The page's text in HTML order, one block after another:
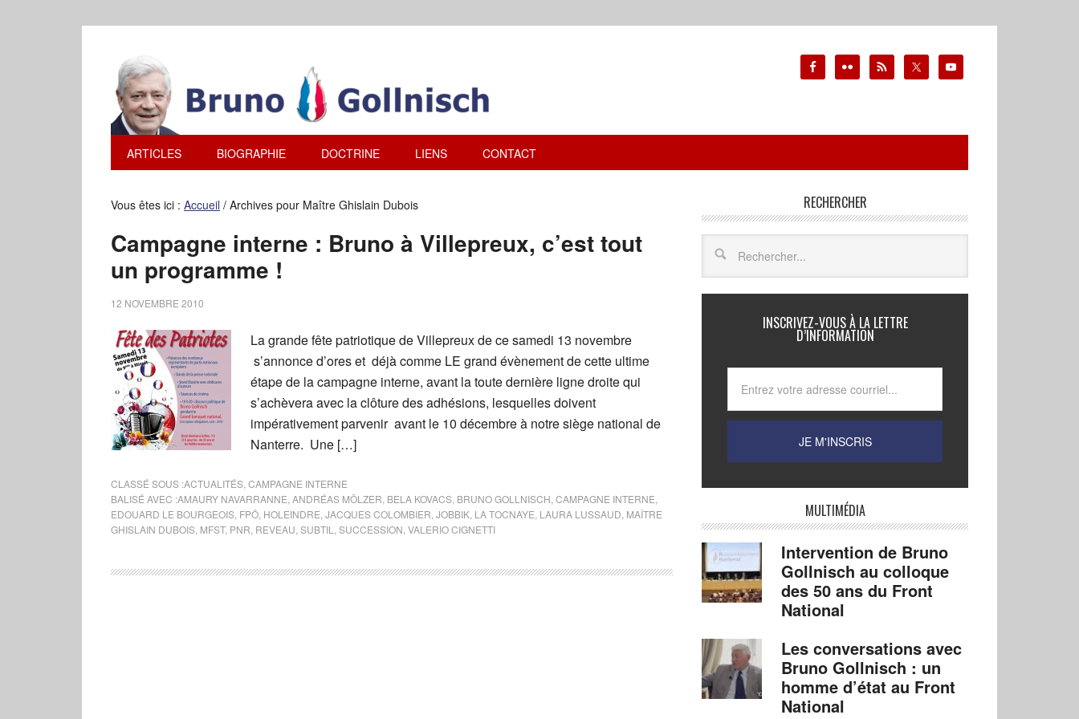
ARTICLES BIOGRAPHIE DOCTRINE LIENS CONTACT
Vous êtes ici : Accueil / Archives pour Maître Ghislain Dubois
Campagne interne : Bruno à Villepreux, c’est tout
un programme !
12 NOVEMBRE 2010
La grande fête patriotique de Villepreux de ce samedi 13 novembre
s’annonce d’ores et déjà comme LE grand évènement de cette ultime
étape de la campagne interne, avant la toute dernière ligne droite qui
s’achèvera avec la clôture des adhésions, lesquelles doivent
impérativement parvenir avant le 10 décembre à notre siège national de
Nanterre. Une […]
CLASSÉ SOUS :ACTUALITÉS CAMPAGNE INTERNE
BALISÉ AVEC :AMAURY NAVARRANNE ANDRÉAS MÖLZER BELA KOVACS BRUNO GOLLNISCH CAMPAGNE INTERNE
EDOUARD LE BOURGEOIS FPÖ HOLEINDRE JACQUES COLOMBIER JOBBIK LA TOCNAYE LAURA LUSSAUD MAÎTRE
GHISLAIN DUBOIS MFST, PNR REVEAU SUBTIL SUCCESSION VALERIO CIGNETTI
RECHERCHER
INSCRIVEZ-VOUS À LA LETTRE
D’INFORMATION
MULTIMÉDIA
Intervention de Bruno
Gollnisch au colloque
des 50 ans du Front
National
Les conversations avec
Bruno Gollnisch : un
homme d’état au Front
National